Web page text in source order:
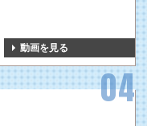
動画を見る